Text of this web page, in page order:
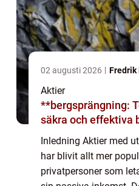
02 augusti 2026 Fredrik
Aktier
**bergsprängning:
säkra och effektiva
Inledning Aktier med
har blivit allt mer
privatpersoner som